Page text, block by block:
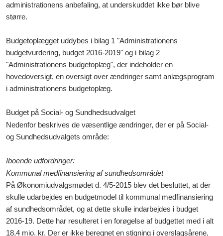
administrationens anbefaling, at underskuddet ikke bør blive
større.
Budgetoplægget uddybes i bilag 1 "Administrationens
budgetvurdering, budget 2016-2019" og i bilag 2
"Administrationens budgetoplæg", der indeholder en
hovedoversigt, en oversigt over ændringer samt anlægsprogram
i administrationens budgetoplæg.
Budget på Social- og Sundhedsudvalget
Nedenfor beskrives de væsentlige ændringer, der er på Social-
og Sundhedsudvalgets område:
Iboende udfordringer:
Kommunal medfinansiering af sundhedsområdet
På Økonomiudvalgsmødet d. 4/5-2015 blev det besluttet, at der
skulle udarbejdes en budgetmodel til kommunal medfinansiering
af sundhedsområdet, og at dette skulle indarbejdes i budget
2016-19. Dette har resulteret i en forøgelse af budgettet med i alt
18,4 mio. kr. Der er ikke beregnet en stigning i overslagsårene,